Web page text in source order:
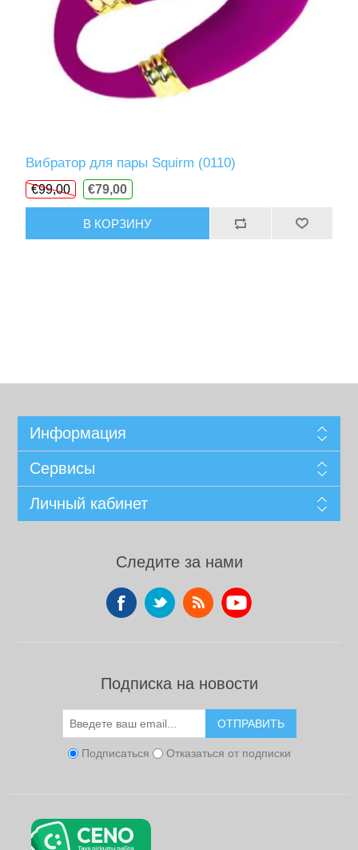
Вибратор для пары Squirm (0110)
€99,00 €79,00
В КОРЗИНУ
Информация
Сервисы
Личный кабинет
Следите за нами
Подписка на новости
ОТПРАВИТЬ
Подписаться Отказаться от подписки